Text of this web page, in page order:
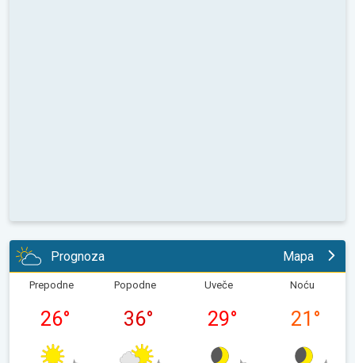
Prognoza Mapa
Prepodne
26°
Popodne
36°
Uveče
29°
Noću
21 °